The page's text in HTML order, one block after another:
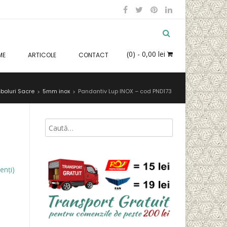
(0) - 0,00 lei
ARTICOLE CONTACT
Sacre > 5mm inox > Pandantiv Lup INOX – cod PND173